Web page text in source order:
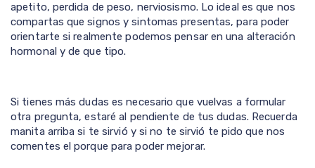
apetito, perdida de peso, nerviosismo. Lo ideal es que nos
compartas que signos y sintomas presentas, para poder
orientarte si realmente podemos pensar en una alteración
hormonal y de que tipo.
Si tienes más dudas es necesario que vuelvas a formular
otra pregunta, estaré al pendiente de tus dudas. Recuerda
manita arriba si te sirvió y si no te sirvió te pido que nos
comentes el porque para poder mejorar.